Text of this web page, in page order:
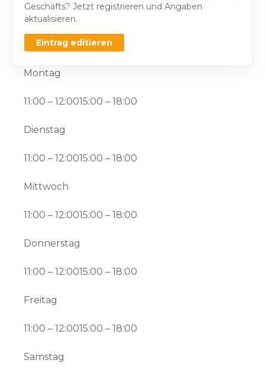
Geschäfts? Jetzt registrieren und Angaben
aktualisieren.
Eintrag editieren
Montag
11:00 – 12:0015:00 – 18:00
Dienstag
11:00 – 12:0015:00 – 18:00
Mittwoch
11:00 – 12:0015:00 – 18:00
Donnerstag
11:00 – 12:0015:00 – 18:00
Freitag
11:00 – 12:0015:00 – 18:00
Samstag